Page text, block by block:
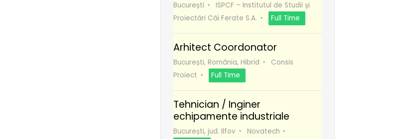
București
ISPCF – Institutul de Studii și
Proiectări Căi Ferate S.A.
Full Time
Arhitect Coordonator
București, România, Hibrid
Consis
Proiect
Full Time
Tehnician / Inginer
echipamente industriale
București, jud. Ilfov
Novatech